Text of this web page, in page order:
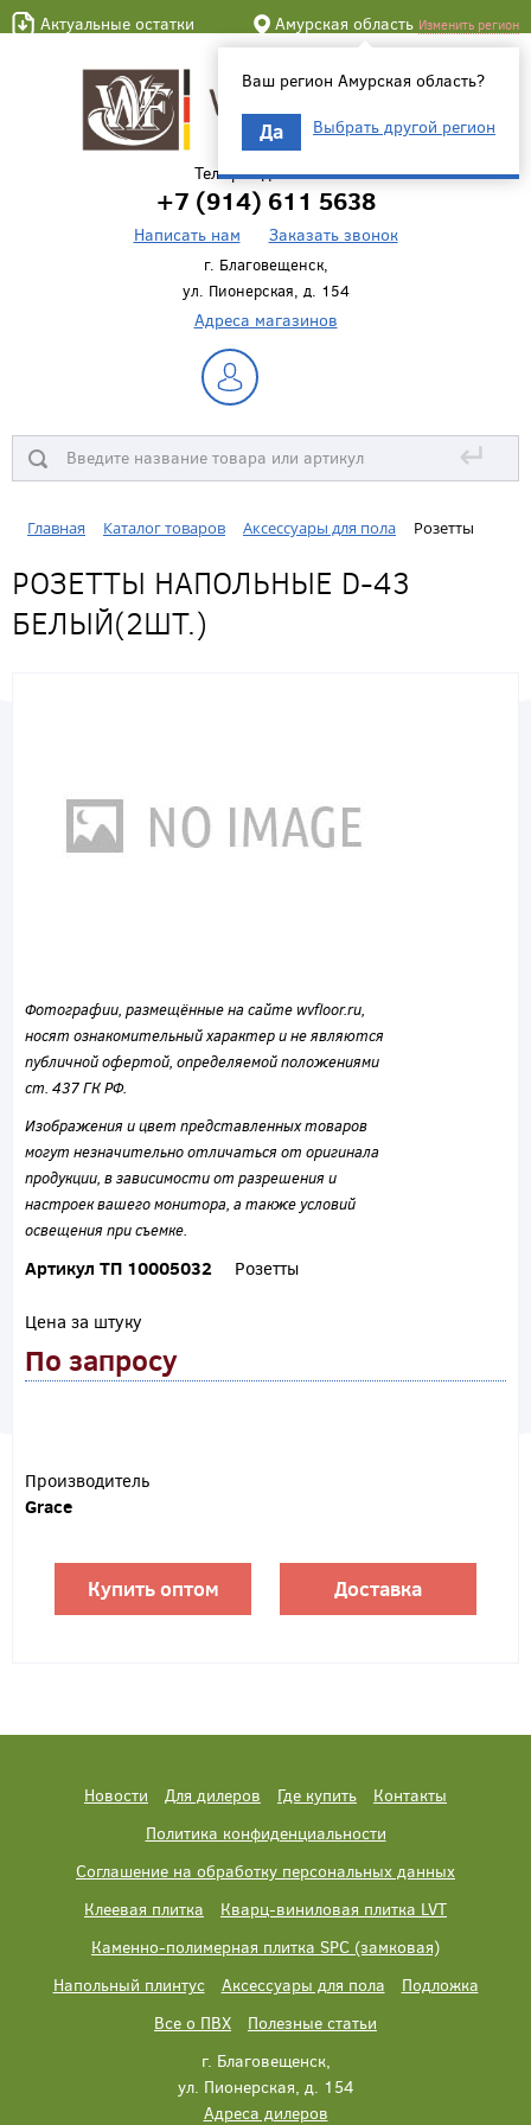
Актуальные остатки Амурская область Изменить регион
Ваш регион Амурская область?
Да Выбрать другой регион
Телефон для связи
+7 (914) 611 5638
Написать нам Заказать звонок
г. Благовещенск,
ул. Пионерская, д. 154
Адреса магазинов
↵
Главная Каталог товаров Аксессуары для пола Розетты
РОЗЕТТЫ НАПОЛЬНЫЕ D-43
БЕЛЫЙ(2ШТ.)
Фотографии, размещённые на сайте wvfloor.ru,
носят ознакомительный характер и не являются
публичной офертой, определяемой положениями
ст. 437 ГК РФ.
Изображения и цвет представленных товаров
могут незначительно отличаться от оригинала
продукции, в зависимости от разрешения и
настроек вашего монитора, а также условий
освещения при съемке.
Артикул ТП 10005032 Розетты
Цена за штуку
По запросу
Производитель
Grace
Купить оптом Доставка
Новости Для дилеров Где купить
Контакты
Политика конфиденциальности
Соглашение на обработку персональных данных
Клеевая плитка
Кварц-виниловая плитка LVT
Каменно-полимерная плитка SPC (замковая)
Напольный плинтус
Аксессуары для пола
Подложка
Все о ПВХ
Полезные статьи
г. Благовещенск,
ул. Пионерская, д. 154
Адреса дилеров